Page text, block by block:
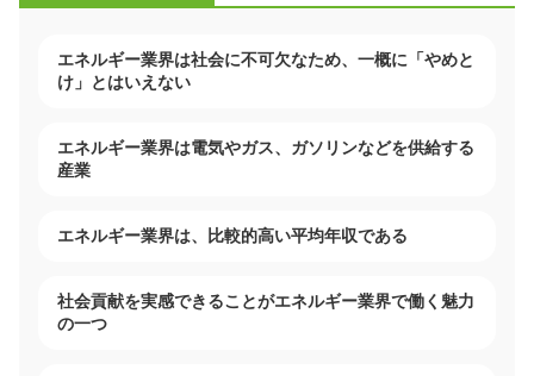
エネルギー業界は社会に不可欠なため、一概に「やめと
け」とはいえない
エネルギー業界は電気やガス、ガソリンなどを供給する
産業
エネルギー業界は、比較的高い平均年収である
社会貢献を実感できることがエネルギー業界で働く魅力
の一つ